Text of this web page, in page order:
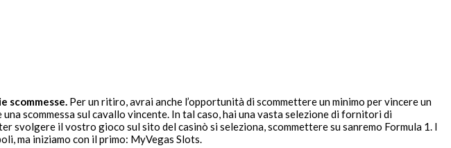
scommesse. Per un ritiro, avrai anche l’opportunità di scommettere un minimo per vincere un
scommessa sul cavallo vincente. In tal caso, hai una vasta selezione di fornitori di
svolgere il vostro gioco sul sito del casinò si seleziona, scommettere su sanremo Formula 1. I
ma iniziamo con il primo: MyVegas Slots.